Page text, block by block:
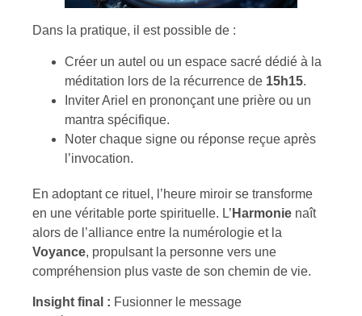
Dans la pratique, il est possible de :
Créer un autel ou un espace sacré dédié à la
méditation lors de la récurrence de 15h15.
Inviter Ariel en prononçant une prière ou un
mantra spécifique.
Noter chaque signe ou réponse reçue après
l’invocation.
En adoptant ce rituel, l’heure miroir se transforme
en une véritable porte spirituelle. L’ Harmonie naît
alors de l’alliance entre la numérologie et la
Voyance, propulsant la personne vers une
compréhension plus vaste de son chemin de vie.
Insight final : Fusionner le message